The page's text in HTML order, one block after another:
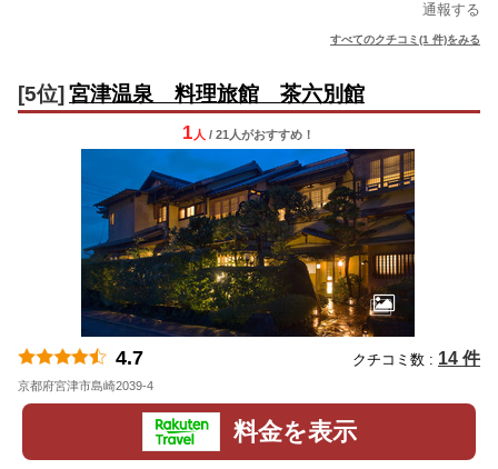
通報する
すべてのクチコミ(1 件)をみる
[5位] 宮津温泉 料理旅館 茶六別館
1 人 / 21人がおすすめ！
4.7 クチコミ数 : 14 件
京都府宮津市島崎2039-4
料金を表示